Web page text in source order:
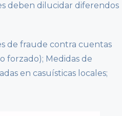
deben dilucidar diferendos
de fraude contra cuentas
forzado); Medidas de
en casuísticas locales;